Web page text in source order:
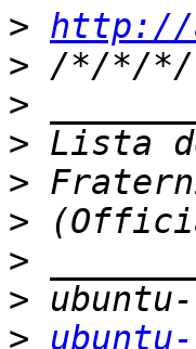
> http://
>
>
>
>
>
>
>
>